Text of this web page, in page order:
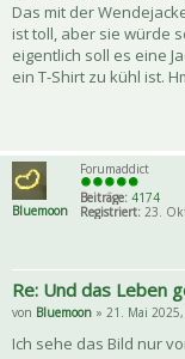
Das mit der
ist toll, aber sie würde
eigentlich soll es eine
ein T-Shirt zu kühl ist.
Bluemoon
Forumaddict
Beiträge: 4174
Registriert: 23.
Re: Und das Leben
von Bluemoon » 21. Mai
Ich sehe das Bild nur